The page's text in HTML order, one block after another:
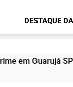
DESTAQUE
SP